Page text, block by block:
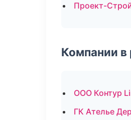
Проект-
Компании в
ООО Контур
ГК Ателье